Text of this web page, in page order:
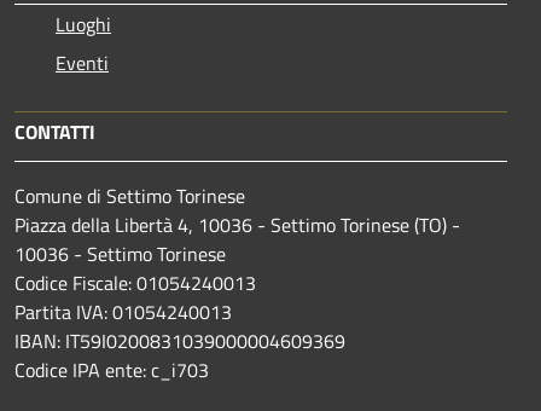
Luoghi
Eventi
CONTATTI
Comune di Settimo Torinese
Piazza della Libertà 4, 10036 - Settimo Torinese (TO) -
10036 - Settimo Torinese
Codice Fiscale: 01054240013
Partita IVA: 01054240013
IBAN: IT59I0200831039000004609369
Codice IPA ente: c_i703